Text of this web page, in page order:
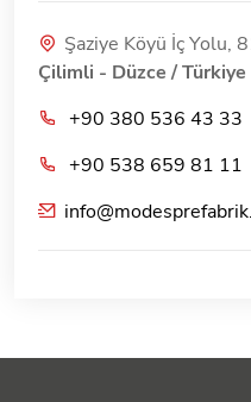
Şaziye Köyü İç Yolu,
Çilimli - Düzce / Türkiye
+90 380 536 43 33
+90 538 659 81 11